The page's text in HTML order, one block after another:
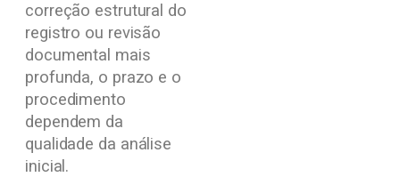
correção estrutural do
registro ou revisão
documental mais
profunda, o prazo e o
procedimento
dependem da
qualidade da análise
inicial.